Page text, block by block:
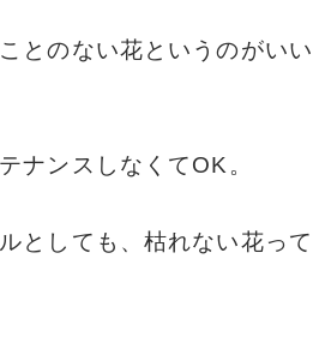
とのない花というのがいい
ナンスしなくてOK。
としても、枯れない花って